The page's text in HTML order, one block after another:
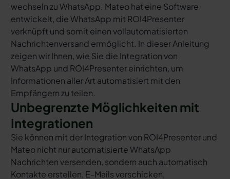
wechseln zu WhatsApp. Mateo hat eine Software
entwickelt, die WhatsApp mit ROI4Presenter
verknüpft und somit einen vollautomatisierten
Nachrichtenversand ermöglicht. In dieser Anleitung
zeigen wir Ihnen, wie Sie die Integration von
WhatsApp und ROI4Presenter einrichten, um
Informationen aller Art automatisiert mit den
Empfängern zu teilen.
Unbegrenzte Möglichkeiten mit
Integrationen
Sie können mit der Integration von ROI4Presenter und
Mateo nicht nur automatisierte WhatsApp
Nachrichten versenden, sondern auch automatisch
Kontakte erstellen, E-Mails verschicken,